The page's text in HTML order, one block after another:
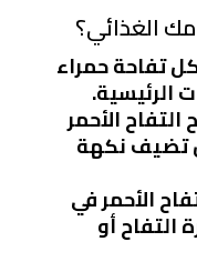
الغذائي؟
تفاحة حمراء
الرئيسية.
الأحمر
تضيف نكهة
الأحمر في
التفاح أو